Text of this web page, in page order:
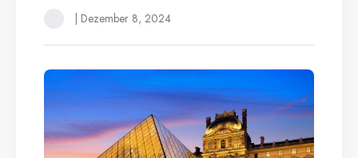
Dezember 8, 2024